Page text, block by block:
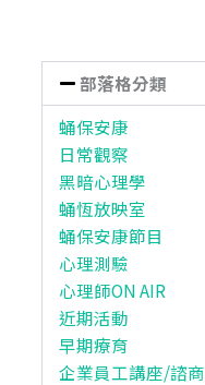
部落格分類
蛹保安康
日常觀察
黑暗心理學
蛹恆放映室
蛹保安康節目
心理測驗
心理師ON AIR
近期活動
早期療育
企業員工講座/諮商